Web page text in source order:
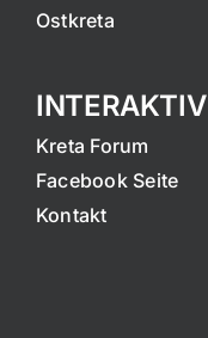
Ostkreta
INTERAKTIV
Kreta Forum
Facebook Seite
Kontakt